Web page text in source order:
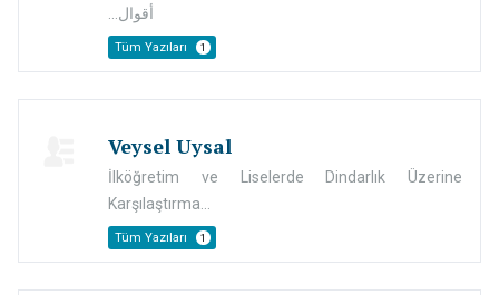
أقوال...
Tüm Yazıları 1
Veysel Uysal
İlköğretim ve Liselerde Dindarlık Üzerine
Karşılaştırma...
Tüm Yazıları 1